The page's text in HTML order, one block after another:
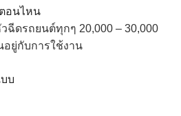
อนไหน
ฉีดรถยนต์ทุกๆ 20,000 – 30,000
อยู่กับการใช้งาน
บ